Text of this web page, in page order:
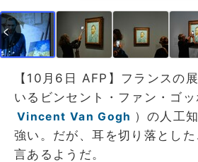
【10月6日 AFP】フランスの
いるビンセント・ファン・ゴッ
Vincent Van Gogh ）の人工
強い。だが、耳を切り落とし
言あるようだ。